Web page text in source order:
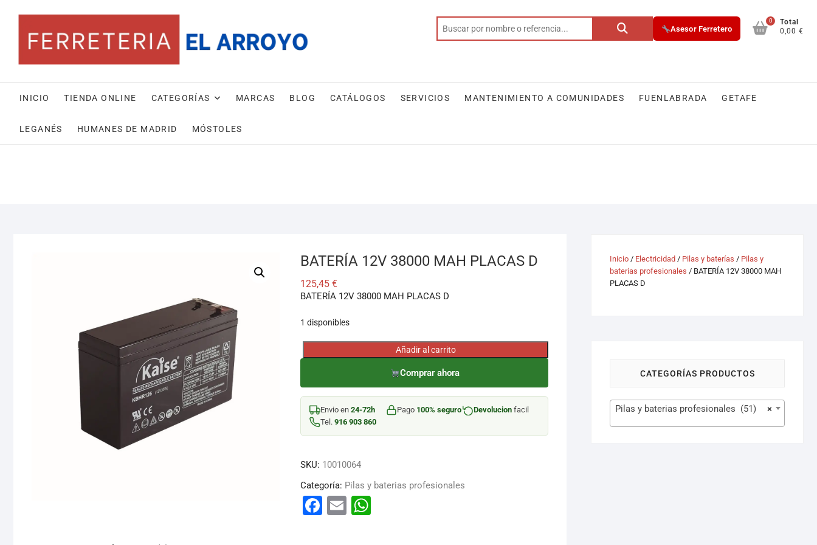
contenido
Buscar
Asesor Ferretero
0
Total
0,00 €
INICIO TIENDA ONLINE CATEGORÍAS MARCAS BLOG CATÁLOGOS SERVICIOS MANTENIMIENTO A COMUNIDADES FUENLABRADA GETAFE
LEGANÉS HUMANES DE MADRID MÓSTOLES
BATERÍA 12V 38000 MAH PLACAS D
125,45 €
BATERÍA 12V 38000 MAH PLACAS D
1 disponibles
BATERÍA
38000
MAH
PLACAS
Añadir al carrito
Comprar ahora
Envio en 24-72h Pago 100% seguro Devolucion facil
Tel. 916 903 860
SKU: 10010064
Categoría: Pilas y baterias profesionales
F
E
Inicio / Electricidad / Pilas y baterías / Pilas y
baterias profesionales / BATERÍA 12V 38000 MAH
PLACAS D
CATEGORÍAS PRODUCTOS
×
Pilas y baterias profesionales (51)